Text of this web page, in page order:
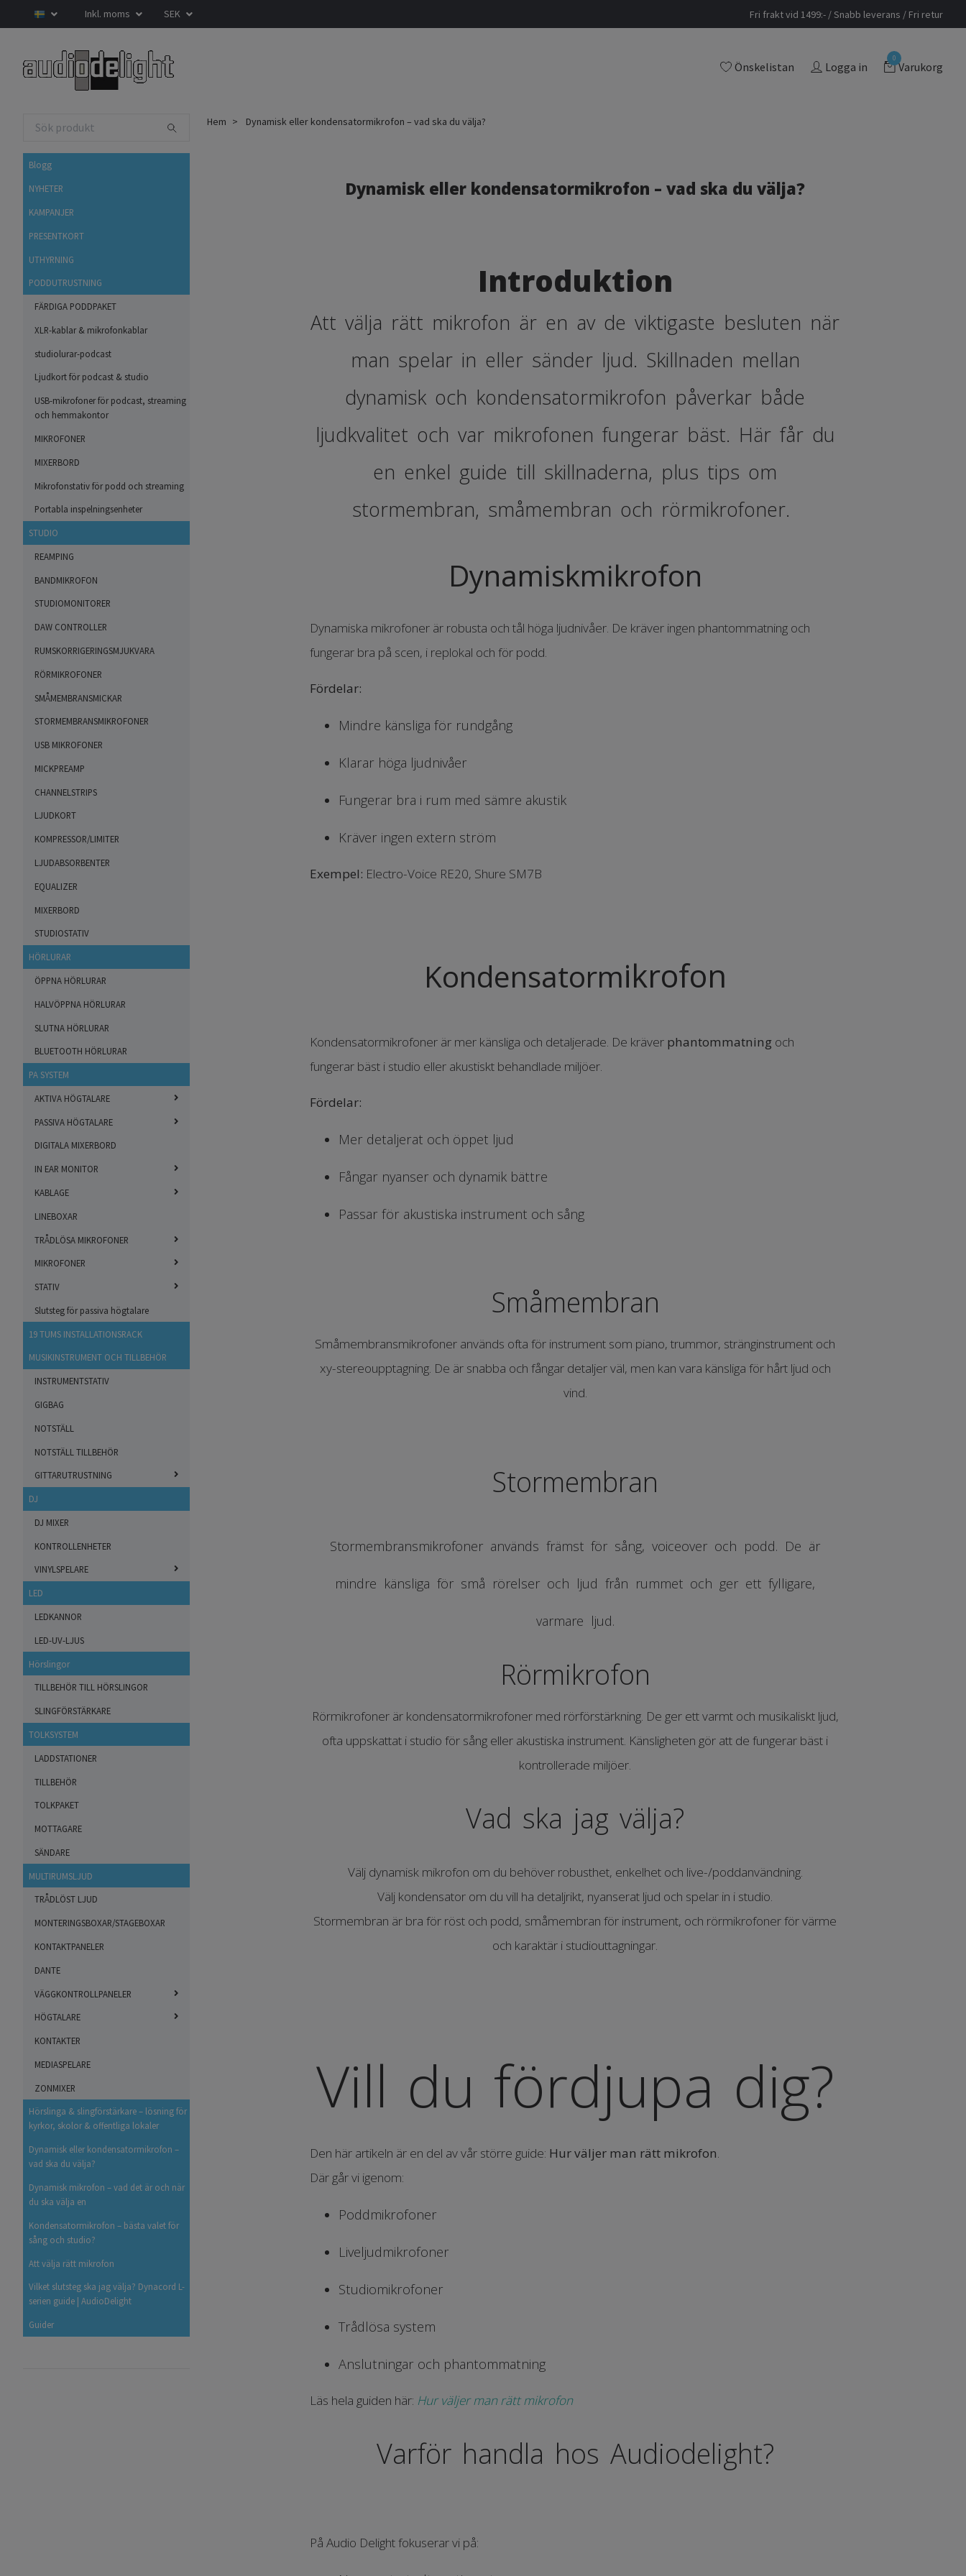
Inkl. moms SEK Fri frakt vid 1499:- / Snabb leverans / Fri retur
Önskelistan Logga in
0
Varukorg
Blogg
NYHETER
KAMPANJER
PRESENTKORT
UTHYRNING
PODDUTRUSTNING
FÄRDIGA PODDPAKET
XLR-kablar & mikrofonkablar
studiolurar-podcast
Ljudkort för podcast & studio
USB-mikrofoner för podcast, streaming
och hemmakontor
MIKROFONER
MIXERBORD
Mikrofonstativ för podd och streaming
Portabla inspelningsenheter
STUDIO
REAMPING
BANDMIKROFON
STUDIOMONITORER
DAW CONTROLLER
RUMSKORRIGERINGSMJUKVARA
RÖRMIKROFONER
SMÅMEMBRANSMICKAR
STORMEMBRANSMIKROFONER
USB MIKROFONER
MICKPREAMP
CHANNELSTRIPS
LJUDKORT
KOMPRESSOR/LIMITER
LJUDABSORBENTER
EQUALIZER
MIXERBORD
STUDIOSTATIV
HÖRLURAR
ÖPPNA HÖRLURAR
HALVÖPPNA HÖRLURAR
SLUTNA HÖRLURAR
BLUETOOTH HÖRLURAR
PA SYSTEM
AKTIVA HÖGTALARE
PASSIVA HÖGTALARE
DIGITALA MIXERBORD
IN EAR MONITOR
KABLAGE
LINEBOXAR
TRÅDLÖSA MIKROFONER
MIKROFONER
STATIV
Slutsteg för passiva högtalare
19 TUMS INSTALLATIONSRACK
MUSIKINSTRUMENT OCH TILLBEHÖR
INSTRUMENTSTATIV
GIGBAG
NOTSTÄLL
NOTSTÄLL TILLBEHÖR
GITTARUTRUSTNING
DJ
DJ MIXER
KONTROLLENHETER
VINYLSPELARE
LED
LEDKANNOR
LED-UV-LJUS
Hörslingor
TILLBEHÖR TILL HÖRSLINGOR
SLINGFÖRSTÄRKARE
TOLKSYSTEM
LADDSTATIONER
TILLBEHÖR
TOLKPAKET
MOTTAGARE
SÄNDARE
MULTIRUMSLJUD
TRÅDLÖST LJUD
MONTERINGSBOXAR/STAGEBOXAR
KONTAKTPANELER
DANTE
VÄGGKONTROLLPANELER
HÖGTALARE
KONTAKTER
MEDIASPELARE
ZONMIXER
Hörslinga & slingförstärkare – lösning för
kyrkor, skolor & offentliga lokaler
Dynamisk eller kondensatormikrofon –
vad ska du välja?
Dynamisk mikrofon – vad det är och när
du ska välja en
Kondensatormikrofon – bästa valet för
sång och studio?
Att välja rätt mikrofon
Vilket slutsteg ska jag välja? Dynacord L-
serien guide | AudioDelight
Guider
Hem Dynamisk eller kondensatormikrofon – vad ska du välja?
Dynamisk eller kondensatormikrofon – vad ska du välja?
Introduktion
Att välja rätt mikrofon är en av de viktigaste besluten när
man spelar in eller sänder ljud. Skillnaden mellan
dynamisk och kondensatormikrofon påverkar både
ljudkvalitet och var mikrofonen fungerar bäst. Här får du
en enkel guide till skillnaderna, plus tips om
stormembran, småmembran och rörmikrofoner.
Dynamiskmikrofon
Dynamiska mikrofoner är robusta och tål höga ljudnivåer. De kräver ingen phantommatning och
fungerar bra på scen, i replokal och för podd.
Fördelar:
Mindre känsliga för rundgång
Klarar höga ljudnivåer
Fungerar bra i rum med sämre akustik
Kräver ingen extern ström
Exempel: Electro-Voice RE20, Shure SM7B
Kondensatormikrofon
Kondensatormikrofoner är mer känsliga och detaljerade. De kräver phantommatning och
fungerar bäst i studio eller akustiskt behandlade miljöer.
Fördelar:
Mer detaljerat och öppet ljud
Fångar nyanser och dynamik bättre
Passar för akustiska instrument och sång
Småmembran
Småmembransmikrofoner används ofta för instrument som piano, trummor, stränginstrument och
xy-stereoupptagning. De är snabba och fångar detaljer väl, men kan vara känsliga för hårt ljud och
vind.
Stormembran
Stormembransmikrofoner används främst för sång, voiceover och podd. De är
mindre känsliga för små rörelser och ljud från rummet och ger ett fylligare,
varmare ljud.
Rörmikrofon
Rörmikrofoner är kondensatormikrofoner med rörförstärkning. De ger ett varmt och musikaliskt ljud,
ofta uppskattat i studio för sång eller akustiska instrument. Känsligheten gör att de fungerar bäst i
kontrollerade miljöer.
Vad ska jag välja?
Välj dynamisk mikrofon om du behöver robusthet, enkelhet och live-/poddanvändning.
Välj kondensator om du vill ha detaljrikt, nyanserat ljud och spelar in i studio.
Stormembran är bra för röst och podd, småmembran för instrument, och rörmikrofoner för värme
och karaktär i studiouttagningar.
Vill du fördjupa dig?
Den här artikeln är en del av vår större guide: Hur väljer man rätt mikrofon.
Där går vi igenom:
Poddmikrofoner
Liveljudmikrofoner
Studiomikrofoner
Trådlösa system
Anslutningar och phantommatning
Läs hela guiden här: Hur väljer man rätt mikrofon
Varför handla hos Audiodelight?
På Audio Delight fokuserar vi på: